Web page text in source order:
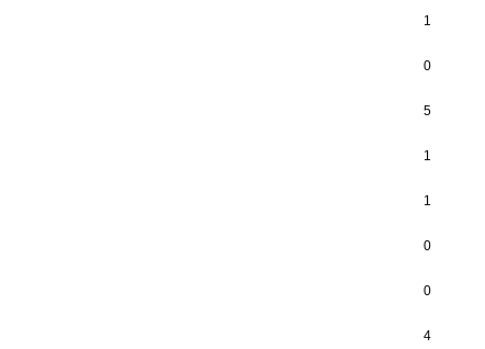
1
0
5
1
1
0
0
4